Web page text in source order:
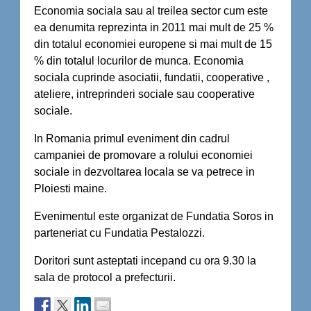
Economia sociala sau al treilea sector cum este
ea denumita reprezinta in 2011 mai mult de 25 %
din totalul economiei europene si mai mult de 15
% din totalul locurilor de munca. Economia
sociala cuprinde asociatii, fundatii, cooperative ,
ateliere, intreprinderi sociale sau cooperative
sociale.
In Romania primul eveniment din cadrul
campaniei de promovare a rolului economiei
sociale in dezvoltarea locala se va petrece in
Ploiesti maine.
Evenimentul este organizat de Fundatia Soros in
parteneriat cu Fundatia Pestalozzi.
Doritori sunt asteptati incepand cu ora 9.30 la
sala de protocol a prefecturii.